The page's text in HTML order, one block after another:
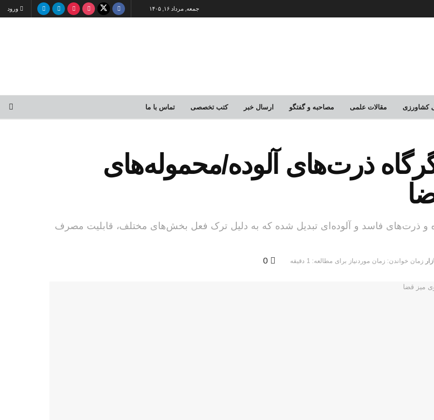
جمعه, مرداد ۱۶, ۱۴۰۵ ورود
کشاورزی مقالات علمی مصاحبه و گفتگو ارسال خبر کتب تخصصی تماس با ما
ذرت‌های آلوده/محموله‌های
و ذرت‌های فاسد و آلوده‌ای تبدیل شده که به دلیل ترک فعل بخش‌های مختلف، قابلیت مصرف
زمان خواندن: زمان موردنیاز برای مطالعه: 1 دقیقه